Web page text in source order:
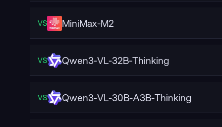
VS MiniMax-M2
VS Qwen3-VL-32B-Thinking
VS Qwen3-VL-30B-A3B-Thinking